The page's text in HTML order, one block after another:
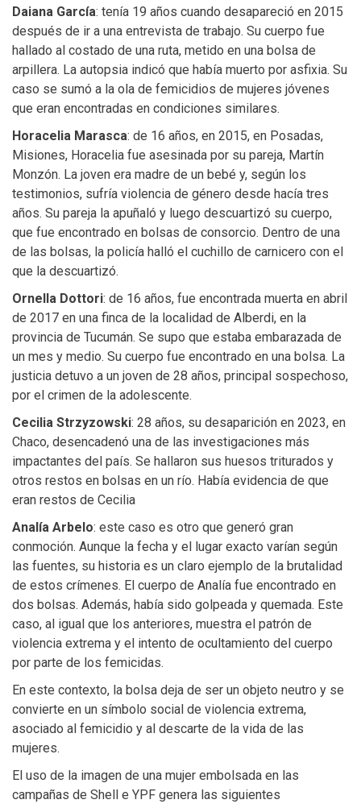
Daiana García: tenía 19 años cuando desapareció en 2015
después de ir a una entrevista de trabajo. Su cuerpo fue
hallado al costado de una ruta, metido en una bolsa de
arpillera. La autopsia indicó que había muerto por asfixia. Su
caso se sumó a la ola de femicidios de mujeres jóvenes
que eran encontradas en condiciones similares.
Horacelia Marasca: de 16 años, en 2015, en Posadas,
Misiones, Horacelia fue asesinada por su pareja, Martín
Monzón. La joven era madre de un bebé y, según los
testimonios, sufría violencia de género desde hacía tres
años. Su pareja la apuñaló y luego descuartizó su cuerpo,
que fue encontrado en bolsas de consorcio. Dentro de una
de las bolsas, la policía halló el cuchillo de carnicero con el
que la descuartizó.
Ornella Dottori: de 16 años, fue encontrada muerta en abril
de 2017 en una finca de la localidad de Alberdi, en la
provincia de Tucumán. Se supo que estaba embarazada de
un mes y medio. Su cuerpo fue encontrado en una bolsa. La
justicia detuvo a un joven de 28 años, principal sospechoso,
por el crimen de la adolescente.
Cecilia Strzyzowski: 28 años, su desaparición en 2023, en
Chaco, desencadenó una de las investigaciones más
impactantes del país. Se hallaron sus huesos triturados y
otros restos en bolsas en un río. Había evidencia de que
eran restos de Cecilia
Analía Arbelo: este caso es otro que generó gran
conmoción. Aunque la fecha y el lugar exacto varían según
las fuentes, su historia es un claro ejemplo de la brutalidad
de estos crímenes. El cuerpo de Analía fue encontrado en
dos bolsas. Además, había sido golpeada y quemada. Este
caso, al igual que los anteriores, muestra el patrón de
violencia extrema y el intento de ocultamiento del cuerpo
por parte de los femicidas.
En este contexto, la bolsa deja de ser un objeto neutro y se
convierte en un símbolo social de violencia extrema,
asociado al femicidio y al descarte de la vida de las
mujeres.
El uso de la imagen de una mujer embolsada en las
campañas de Shell e YPF genera las siguientes